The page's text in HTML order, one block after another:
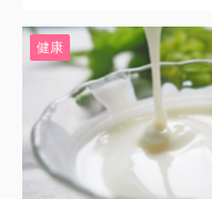
健康